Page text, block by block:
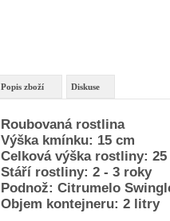
Popis zboží Diskuse
Roubovaná rostlina
Výška kmínku: 15 cm
Celková výška rostliny: 25
Stáří rostliny: 2 - 3 roky
Podnož: Citrumelo
Objem kontejneru: 2 litry